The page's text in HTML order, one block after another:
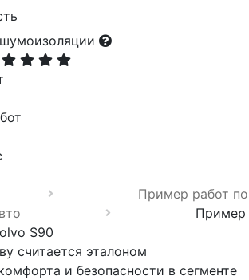
Пример работ по
Пример
S90
считается эталоном
и безопасности в сегменте